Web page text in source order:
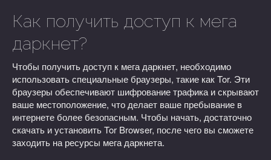
Как получить доступ к мега
даркнет?
Чтобы получить доступ к мега даркнет, необходимо
использовать специальные браузеры, такие как Tor. Эти
браузеры обеспечивают шифрование трафика и скрывают
ваше местоположение, что делает ваше пребывание в
интернете более безопасным. Чтобы начать, достаточно
скачать и установить Tor Browser, после чего вы сможете
заходить на ресурсы мега даркнета.